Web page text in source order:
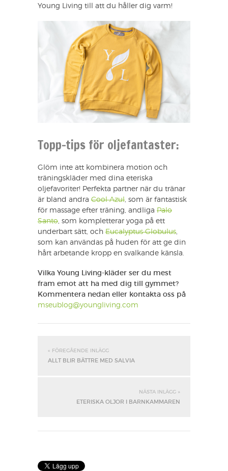
Young Living till att du håller dig varm!
Topp-tips för oljefantaster:
Glöm inte att kombinera motion och
träningskläder med dina eteriska
oljefavoriter! Perfekta partner när du tränar
är bland andra Cool Azul, som är fantastisk
för massage efter träning, andliga Palo
Santo, som kompletterar yoga på ett
underbart sätt, och Eucalyptus Globulus,
som kan användas på huden för att ge din
hårt arbetande kropp en svalkande känsla.
Vilka Young Living-kläder ser du mest
fram emot att ha med dig till gymmet?
Kommentera nedan eller kontakta oss på
mseublog@youngliving.com
« FÖREGÅENDE INLÄGG
ALLT BLIR BÄTTRE MED SALVIA
NÄSTA INLÄGG »
ETERISKA OLJOR I BARNKAMMAREN